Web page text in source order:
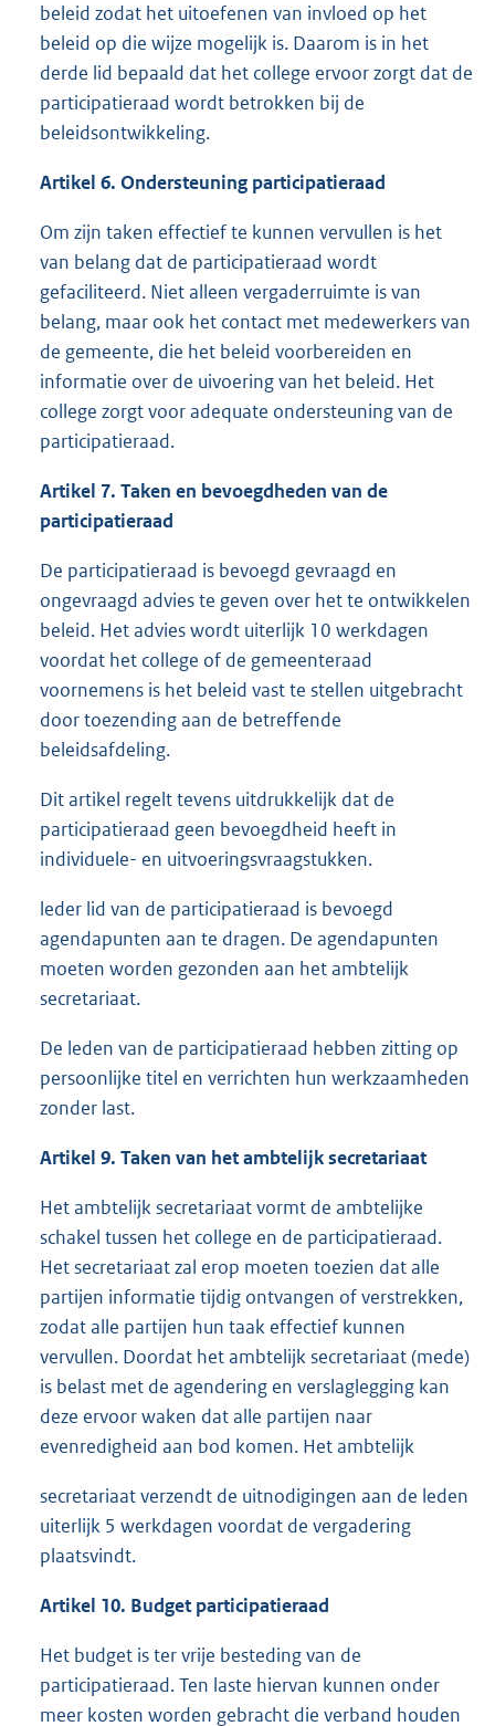
beleid zodat het uitoefenen van invloed op het
beleid op die wijze mogelijk is. Daarom is in het
derde lid bepaald dat het college ervoor zorgt dat de
participatieraad wordt betrokken bij de
beleidsontwikkeling.
Artikel 6. Ondersteuning participatieraad
Om zijn taken effectief te kunnen vervullen is het
van belang dat de participatieraad wordt
gefaciliteerd. Niet alleen vergaderruimte is van
belang, maar ook het contact met medewerkers van
de gemeente, die het beleid voorbereiden en
informatie over de uivoering van het beleid. Het
college zorgt voor adequate ondersteuning van de
participatieraad.
Artikel 7. Taken en bevoegdheden van de
participatieraad
De participatieraad is bevoegd gevraagd en
ongevraagd advies te geven over het te ontwikkelen
beleid. Het advies wordt uiterlijk 10 werkdagen
voordat het college of de gemeenteraad
voornemens is het beleid vast te stellen uitgebracht
door toezending aan de betreffende
beleidsafdeling.
Dit artikel regelt tevens uitdrukkelijk dat de
participatieraad geen bevoegdheid heeft in
individuele- en uitvoeringsvraagstukken.
leder lid van de participatieraad is bevoegd
agendapunten aan te dragen. De agendapunten
moeten worden gezonden aan het ambtelijk
secretariaat.
De leden van de participatieraad hebben zitting op
persoonlijke titel en verrichten hun werkzaamheden
zonder last.
Artikel 9. Taken van het ambtelijk secretariaat
Het ambtelijk secretariaat vormt de ambtelijke
schakel tussen het college en de participatieraad.
Het secretariaat zal erop moeten toezien dat alle
partijen informatie tijdig ontvangen of verstrekken,
zodat alle partijen hun taak effectief kunnen
vervullen. Doordat het ambtelijk secretariaat (mede)
is belast met de agendering en verslaglegging kan
deze ervoor waken dat alle partijen naar
evenredigheid aan bod komen. Het ambtelijk
secretariaat verzendt de uitnodigingen aan de leden
uiterlijk 5 werkdagen voordat de vergadering
plaatsvindt.
Artikel 10. Budget participatieraad
Het budget is ter vrije besteding van de
participatieraad. Ten laste hiervan kunnen onder
meer kosten worden gebracht die verband houden